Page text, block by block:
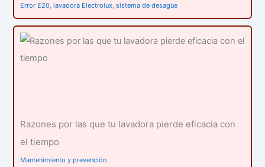
Error E20 ,lavadora Electrolux ,sistema de desagüe
Razones por las que tu lavadora pierde eficacia con
el tiempo
Mantenimiento y prevención